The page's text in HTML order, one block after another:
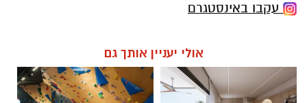
עקבו באינסטגרם
אולי יעניין אותך גם